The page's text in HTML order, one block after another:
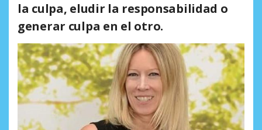
la culpa, eludir la responsabilidad o
generar culpa en el otro.